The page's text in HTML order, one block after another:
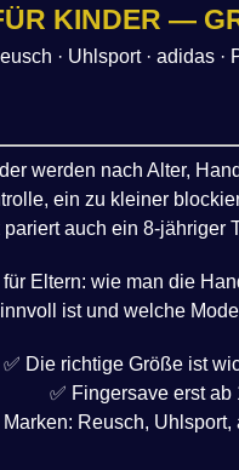
KINDER —
· Uhlsport · adidas ·
werden nach Alter,
ein zu kleiner
auch ein 8-jähriger
Eltern: wie man die
ist und welche
✅ Die richtige Größe ist
✅ Fingersave erst ab
Marken: Reusch,